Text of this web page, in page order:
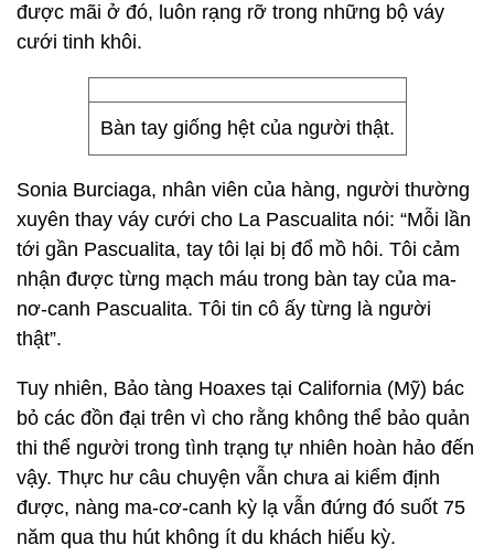
được mãi ở đó, luôn rạng rỡ trong những bộ váy
cưới tinh khôi.
Bàn tay giống hệt của người thật.
Sonia Burciaga, nhân viên của hàng, người thường
xuyên thay váy cưới cho La Pascualita nói: “Mỗi lần
tới gần Pascualita, tay tôi lại bị đổ mồ hôi. Tôi cảm
nhận được từng mạch máu trong bàn tay của ma-
nơ-canh Pascualita. Tôi tin cô ấy từng là người
thật”.
Tuy nhiên, Bảo tàng Hoaxes tại California (Mỹ) bác
bỏ các đồn đại trên vì cho rằng không thể bảo quản
thi thể người trong tình trạng tự nhiên hoàn hảo đến
vậy. Thực hư câu chuyện vẫn chưa ai kiểm định
được, nàng ma-cơ-canh kỳ lạ vẫn đứng đó suốt 75
năm qua thu hút không ít du khách hiếu kỳ.